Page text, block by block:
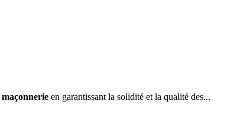
maçonnerie en garantissant la solidité et la qualité des...